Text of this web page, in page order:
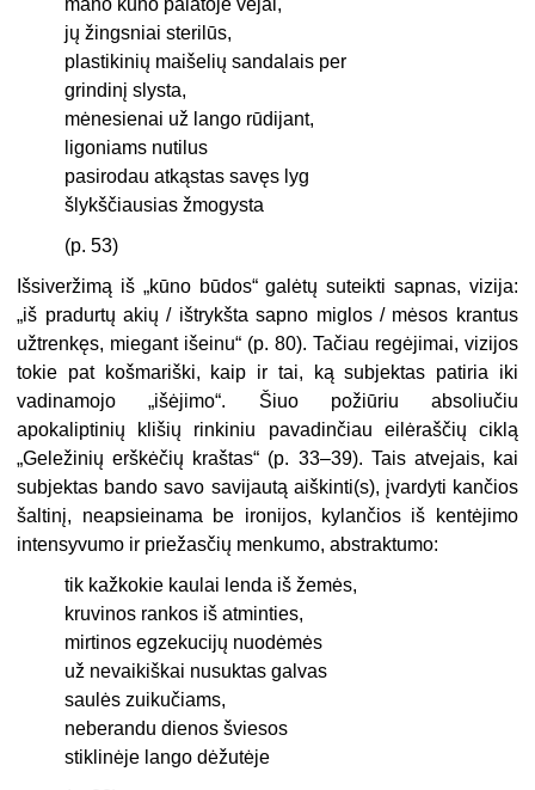
jų žingsniai sterilūs,
plastikinių maišelių sandalais per
grindinį slysta,
mėnesienai už lango rūdijant,
ligoniams nutilus
pasirodau atkąstas savęs lyg
šlykščiausias žmogysta
(p. 53)
Išsiveržimą iš „kūno būdos“ galėtų suteikti sapnas, vizija:
„iš pradurtų akių / ištrykšta sapno miglos / mėsos krantus
užtrenkęs, miegant išeinu“ (p. 80). Tačiau regėjimai, vizijos
tokie pat košmariški, kaip ir tai, ką subjektas patiria iki
vadinamojo „išėjimo“. Šiuo požiūriu absoliučiu
apokaliptinių klišių rinkiniu pavadinčiau eilėraščių ciklą
„Geležinių erškėčių kraštas“ (p. 33–39). Tais atvejais, kai
subjektas bando savo savijautą aiškinti(s), įvardyti kančios
šaltinį, neapsieinama be ironijos, kylančios iš kentėjimo
intensyvumo ir priežasčių menkumo, abstraktumo:
tik kažkokie kaulai lenda iš žemės,
kruvinos rankos iš atminties,
mirtinos egzekucijų nuodėmės
už nevaikiškai nusuktas galvas
saulės zuikučiams,
neberandu dienos šviesos
stiklinėje lango dėžutėje